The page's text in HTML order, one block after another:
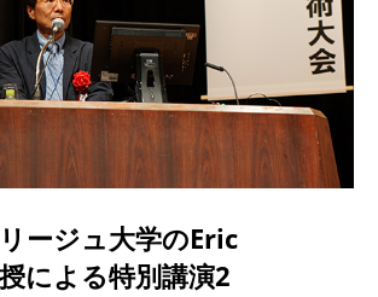
ージュ大学のEric
による特別講演2